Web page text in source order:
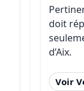
doit
d’Aix.
Voir